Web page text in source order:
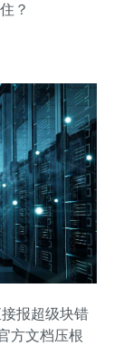
？
报超级块错
方文档压根